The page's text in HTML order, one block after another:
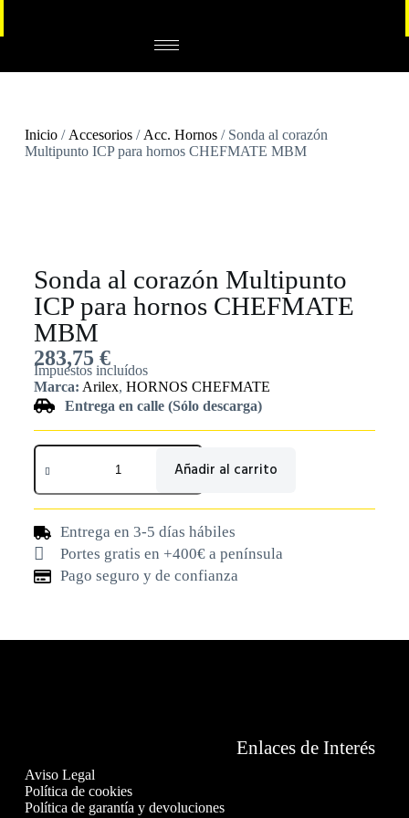
Inicio/ Accesorios/ Acc. Hornos/ Sonda al corazón
Multipunto ICP para hornos CHEFMATE MBM
Sonda al corazón Multipunto
ICP para hornos CHEFMATE
MBM
283,75 €
Impuestos incluídos
Marca: Arilex, HORNOS CHEFMATE
Entrega en calle (Sólo descarga)
Añadir al carrito
Entrega en 3-5 días hábiles
Portes gratis en +400€ a península
Pago seguro y de confianza
Enlaces de Interés
Aviso Legal
Política de cookies
Política de garantía y devoluciones